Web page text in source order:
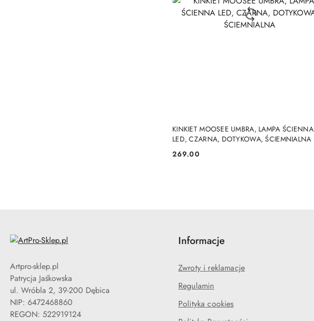
KINKIET MOOSEE UMBRA, LAMPA ŚCIENNA
LED, CZARNA, DOTYKOWA, ŚCIEMNIALNA
Cena:
269.00
DO KOSZYKA
Artpro-sklep.pl
Patrycja Jaśkowska
ul. Wróbla 2, 39-200 Dębica
NIP: 6472468860
Informacje
Zwroty i reklamacje
Regulamin
Polityka cookies